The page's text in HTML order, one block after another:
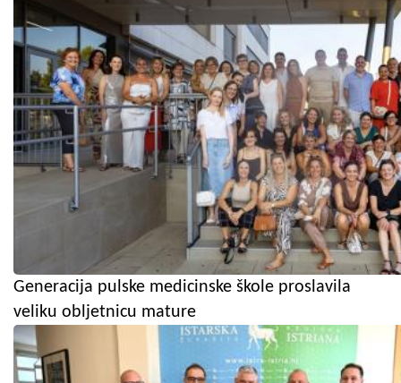
Generacija pulske medicinske škole proslavila
veliku obljetnicu mature